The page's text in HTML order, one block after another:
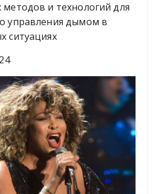
и технологий для
управления дымом в
ситуациях